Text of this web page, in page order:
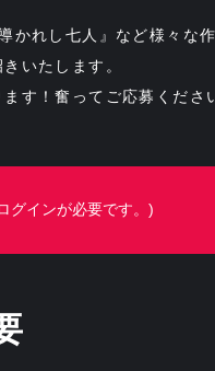
かれし七人』など様々な
いたします。
す！奮ってご応募くださ
グインが必要です。)